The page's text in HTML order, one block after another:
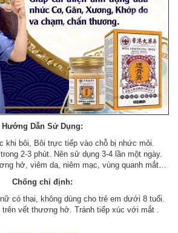
Hướng Dẫn Sử Dụng:
khi bôi, Bôi trực tiếp vào chỗ bị nhức mỏi.
2-3 phút. Nên sử dụng 3-4 lần một ngày.
hở, viêm da, niêm mạc, vùng quanh mắt…
Chống chỉ định:
có thai, không dùng cho trẻ em dưới 8 tuổi.
vết thương hở. Tránh tiếp xúc với mắt .